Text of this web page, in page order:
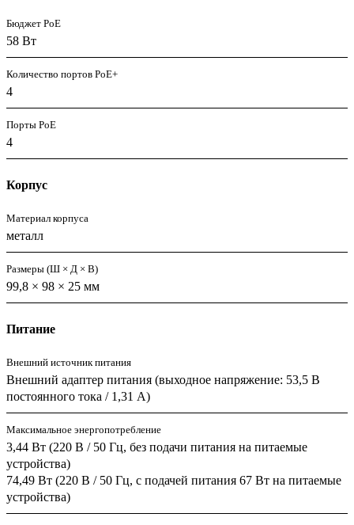
Бюджет PoE
58 Вт
Количество портов PoE+
4
Порты PoE
4
Корпус
Материал корпуса
металл
Размеры (Ш × Д × В)
99,8 × 98 × 25 мм
Питание
Внешний источник питания
Внешний адаптер питания (выходное напряжение: 53,5 В
постоянного тока / 1,31 А)
Максимальное энергопотребление
3,44 Вт (220 В / 50 Гц, без подачи питания на питаемые
устройства)
74,49 Вт (220 В / 50 Гц, с подачей питания 67 Вт на питаемые
устройства)